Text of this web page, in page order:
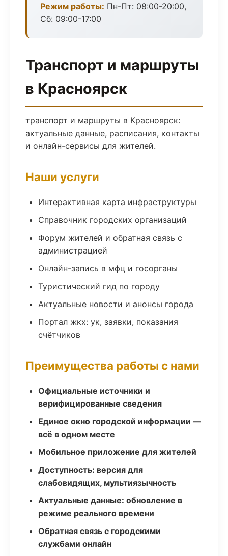
Режим работы: Пн-Пт: 08:00-20:00,
Сб: 09:00-17:00
Транспорт и маршруты
в Красноярск
транспорт и маршруты в Красноярск:
актуальные данные, расписания, контакты
и онлайн-сервисы для жителей.
Наши услуги
Интерактивная карта инфраструктуры
Справочник городских организаций
Форум жителей и обратная связь с
администрацией
Онлайн-запись в мфц и госорганы
Туристический гид по городу
Актуальные новости и анонсы города
Портал жкх: ук, заявки, показания
счётчиков
Преимущества работы с нами
Официальные источники и
верифицированные сведения
Единое окно городской информации —
всё в одном месте
Мобильное приложение для жителей
Доступность: версия для
слабовидящих, мультиязычность
Актуальные данные: обновление в
режиме реального времени
Обратная связь с городскими
службами онлайн